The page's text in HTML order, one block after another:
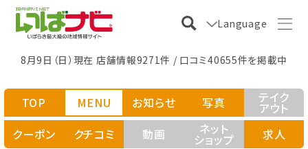
Language
8月9日（日）現在 店舗情報9271件 / 口コミ40655件を掲載中
TOP MENU お知らせ 写真 テイク
アウト
クーポン
クチコミ 動画 ネット
ショップ 求人